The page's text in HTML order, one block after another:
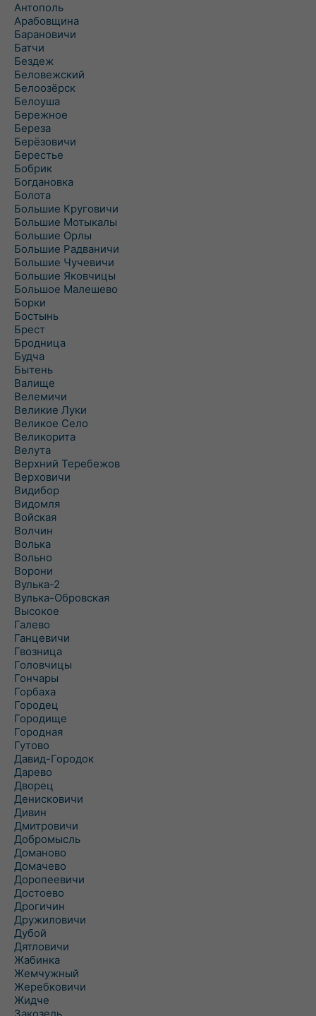
Антополь
Арабовщина
Барановичи
Батчи
Бездеж
Беловежский
Белоозёрск
Белоуша
Бережное
Береза
Берёзовичи
Берестье
Бобрик
Богдановка
Болота
Большие Круговичи
Большие Мотыкалы
Большие Орлы
Большие Радваничи
Большие Чучевичи
Большие Яковчицы
Большое Малешево
Борки
Бостынь
Брест
Бродница
Будча
Бытень
Валище
Велемичи
Великие Луки
Великое Село
Великорита
Велута
Верхний Теребежов
Верховичи
Видибор
Видомля
Войская
Волчин
Волька
Вольно
Ворони
Вулька-2
Вулька-Обровская
Высокое
Галево
Ганцевичи
Гвозница
Головчицы
Гончары
Горбаха
Городец
Городище
Городная
Гутово
Давид-Городок
Дарево
Дворец
Денисковичи
Дивин
Дмитровичи
Добромысль
Доманово
Домачево
Доропеевичи
Достоево
Дрогичин
Дружиловичи
Дубой
Дятловичи
Жабинка
Жемчужный
Жеребковичи
Жидче